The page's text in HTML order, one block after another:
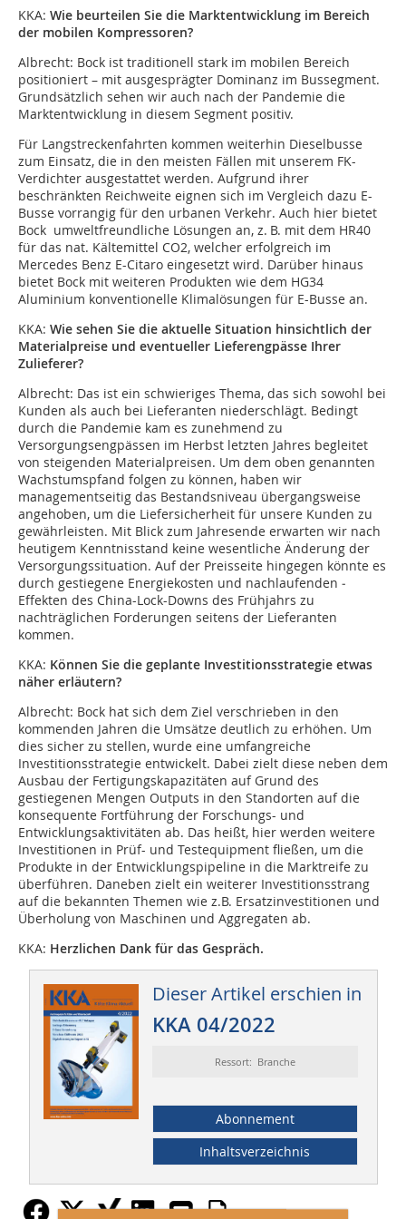
KKA: Wie beurteilen Sie die Marktentwicklung im Bereich
der mobilen Kompressoren?
Albrecht: Bock ist traditionell stark im mobilen Bereich
positioniert – mit ausgesprägter Dominanz im Bussegment.
Grundsätzlich sehen wir auch nach der Pandemie die
Marktentwicklung in diesem Segment positiv.
Für Langstreckenfahrten kommen weiterhin Dieselbusse
zum Einsatz, die in den meisten Fällen mit unserem FK-
Verdichter ausgestattet werden. Aufgrund ihrer
beschränkten Reichweite eignen sich im Vergleich dazu E-
Busse vorrangig für den urbanen Verkehr. Auch hier bietet
Bock umweltfreundliche Lösungen an, z. B. mit dem HR40
für das nat. Kältemittel CO2, welcher erfolgreich im
Mercedes Benz E-Citaro eingesetzt wird. Darüber hinaus
bietet Bock mit weiteren Produkten wie dem HG34
Aluminium konventionelle Klimalösungen für E-Busse an.
KKA: Wie sehen Sie die aktuelle Situation hinsichtlich der
Materialpreise und eventueller Lieferengpässe Ihrer
Zulieferer?
Albrecht: Das ist ein schwieriges Thema, das sich sowohl bei
Kunden als auch bei Lieferanten niederschlägt. Bedingt
durch die Pandemie kam es zunehmend zu
Versorgungsengpässen im Herbst letzten Jahres begleitet
von steigenden Materialpreisen. Um dem oben genannten
Wachstumspfand folgen zu können, haben wir
managementseitig das Bestandsniveau übergangsweise
angehoben, um die Liefersicherheit für unsere Kunden zu
gewährleisten. Mit Blick zum Jahresende erwarten wir nach
heutigem Kenntnisstand keine wesentliche Änderung der
Versorgungssituation. Auf der Preisseite hingegen könnte es
durch gestiegene Energiekosten und nachlaufenden ­
Effekten des China-Lock-Downs des Frühjahrs zu
nachträglichen Forderungen seitens der Lieferanten
kommen.
KKA: Können Sie die geplante Investitionsstrategie etwas
näher erläutern?
Albrecht: Bock hat sich dem Ziel verschrieben in den
kommenden Jahren die Umsätze deutlich zu erhöhen. Um
dies sicher zu ­stellen, wurde eine umfangreiche
Investitionsstrategie entwickelt. Dabei zielt diese neben dem
Ausbau der Fertigungskapazitäten auf Grund des
gestiegenen Mengen Outputs in den Standorten auf die
konsequente Fortführung der Forschungs- und
Entwicklungsaktivitäten ab. Das heißt, hier werden weitere
Investitionen in Prüf- und Testequipment fließen, um die
Produkte in der Entwicklungspipeline in die Marktreife zu
überführen. Daneben zielt ein weiterer Investitionsstrang
auf die bekannten ­Themen wie z.B. Ersatzinvestitionen und
Überholung von Maschinen und Aggregaten ab.
KKA: Herzlichen Dank für das Gespräch.
Dieser Artikel erschien in
KKA 04/2022
Ressort: Branche
Abonnement
Inhaltsverzeichnis